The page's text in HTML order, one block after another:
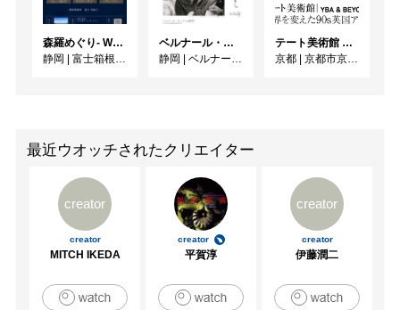
森羅めぐり- Wandering in Shinra -
静岡 | 富士箱根カントリークラブ
ベルナール・ビュフェと写真 ーカメラがとらえたビュフェとその時代、そして21 世紀へ
静岡 | ベルナール・ビュフェ美術館
テート美術館 ― YBA & BEYOND 世界を変えた90s英国アート
京都 | 京都市京セラ美術館
最近ウオッチされたクリエイター
creator
creator
MITCH IKEDA
creator
平賀淳
creator
creator
伊藤潤二